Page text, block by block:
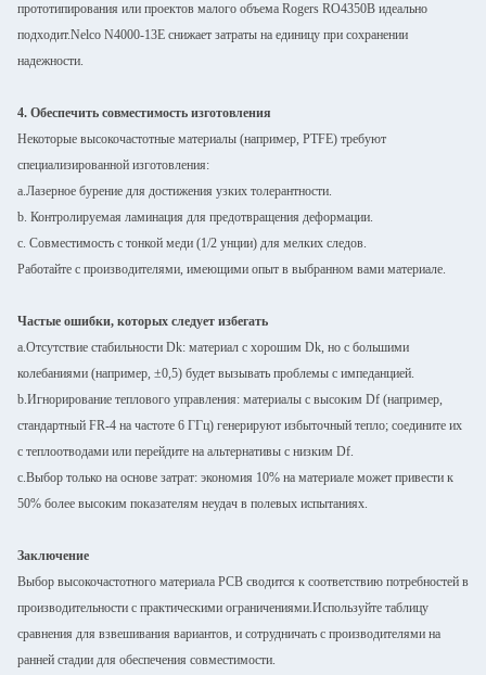
прототипирования или проектов малого объема Rogers RO4350B идеально
подходит.Nelco N4000-13E снижает затраты на единицу при сохранении
надежности.
4. Обеспечить совместимость изготовления
Некоторые высокочастотные материалы (например, PTFE) требуют
специализированной изготовления:
a.Лазерное бурение для достижения узких толерантности.
b. Контролируемая ламинация для предотвращения деформации.
c. Совместимость с тонкой меди (1/2 унции) для мелких следов.
Работайте с производителями, имеющими опыт в выбранном вами материале.
Частые ошибки, которых следует избегать
a.Отсутствие стабильности Dk: материал с хорошим Dk, но с большими
колебаниями (например, ±0,5) будет вызывать проблемы с импеданцией.
b.Игнорирование теплового управления: материалы с высоким Df (например,
стандартный FR-4 на частоте 6 ГГц) генерируют избыточный тепло; соедините их
с теплоотводами или перейдите на альтернативы с низким Df.
c.Выбор только на основе затрат: экономия 10% на материале может привести к
50% более высоким показателям неудач в полевых испытаниях.
Заключение
Выбор высокочастотного материала PCB сводится к соответствию потребностей в
производительности с практическими ограничениями.Используйте таблицу
сравнения для взвешивания вариантов, и сотрудничать с производителями на
ранней стадии для обеспечения совместимости.